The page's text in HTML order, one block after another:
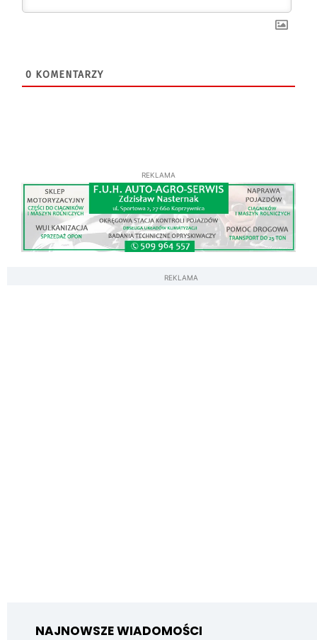
0 KOMENTARZY
REKLAMA
REKLAMA
NAJNOWSZE WIADOMOŚCI